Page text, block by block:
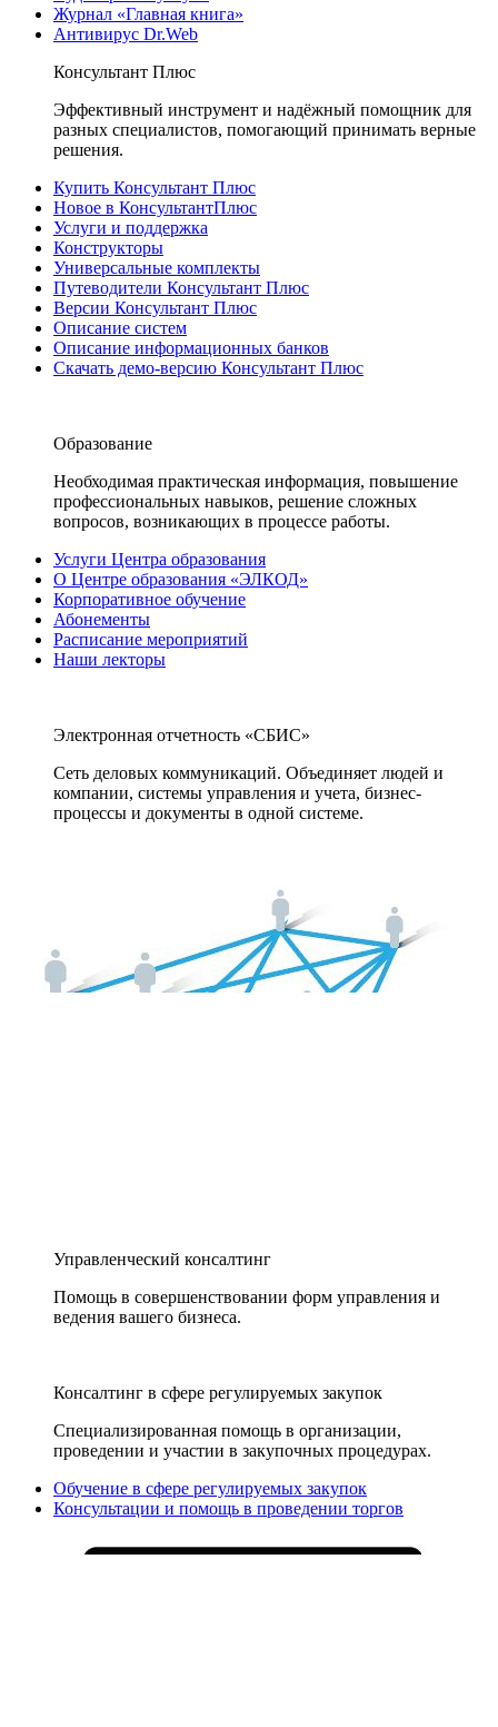
Журнал «Главная книга»
Антивирус Dr.Web
Консультант Плюс
Эффективный инструмент и надёжный помощник для
разных специалистов, помогающий принимать верные
решения.
Купить Консультант Плюс
Новое в КонсультантПлюс
Услуги и поддержка
Конструкторы
Универсальные комплекты
Путеводители Консультант Плюс
Версии Консультант Плюс
Описание систем
Описание информационных банков
Скачать демо-версию Консультант Плюс
Образование
Необходимая практическая информация, повышение
профессиональных навыков, решение сложных
вопросов, возникающих в процессе работы.
Услуги Центра образования
О Центре образования «ЭЛКОД»
Корпоративное обучение
Абонементы
Расписание мероприятий
Наши лекторы
Электронная отчетность «СБИС»
Сеть деловых коммуникаций. Объединяет людей и
компании, системы управления и учета, бизнес-
процессы и документы в одной системе.
Управленческий консалтинг
Помощь в совершенствовании форм управления и
ведения вашего бизнеса.
Консалтинг в сфере регулируемых закупок
Специализированная помощь в организации,
проведении и участии в закупочных процедурах.
Обучение в сфере регулируемых закупок
Консультации и помощь в проведении торгов